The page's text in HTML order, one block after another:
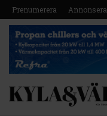
Prenumerera Annonsera